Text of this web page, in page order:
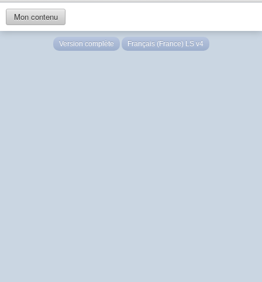
Mon contenu
Version complète Français (France) LS v4